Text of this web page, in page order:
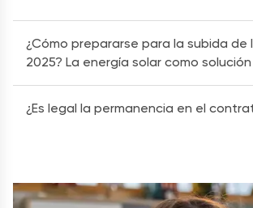
¿Cómo prepararse para la subida de
2025? La energía solar como solución
¿Es legal la permanencia en el